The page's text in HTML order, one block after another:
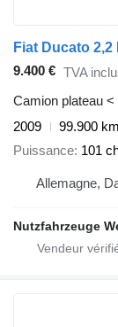
Fiat Ducato
9.400 € TVA
Camion plateau <
2009
99.900 km
Puissance 101
Allemagne,
Nutzfahrzeuge